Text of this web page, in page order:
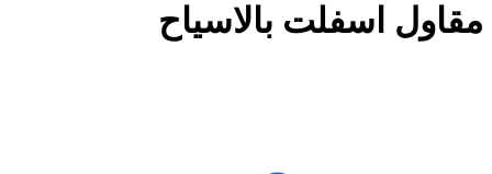
مقاول اسفلت بالاسياح